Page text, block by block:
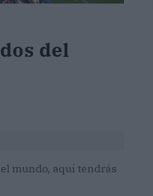
del
mundo, aquí tendrás